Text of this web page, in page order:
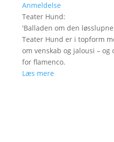
Anmeldelse
Teater Hund:
'Balladen om den
Teater Hund er i topform
om venskab og jalousi –
for flamenco.
Læs mere